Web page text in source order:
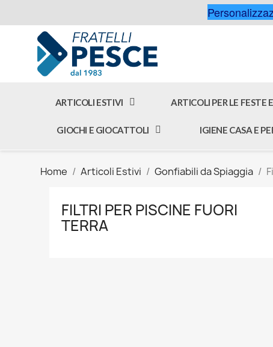
ARTICOLI ESTIVI ARTICOLI PER LE FESTE
GIOCHI E GIOCATTOLI IGIENE CASA E
Home Articoli Estivi Gonfiabili da Spiaggia
FILTRI PER PISCINE FUORI
TERRA